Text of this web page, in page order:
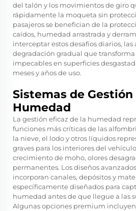
del talón y los movimientos de giro
rápidamente la moqueta sin
pasajeros se benefician de la
caídos, humedad arrastrada y
interceptar estos desafíos diarios,
degradación gradual que
impecables en superficies
meses y años de uso.
Sistemas de Gestión
Humedad
La gestión eficaz de la humedad
funciones más críticas de las
la nieve, el lodo y otros líquidos
graves para los interiores del
crecimiento de moho, olores
permanentes. Los diseños
incorporan canales, depósitos y
específicamente diseñados para
humedad antes de que llegue a las
Algunas opciones premium